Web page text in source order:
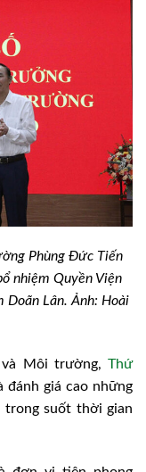
Phùng Đức Tiến
nhiệm Quyền Viện
Doãn Lân. Ảnh: Hoài
Môi trường, Thứ
đánh giá cao những
trong suốt thời gian